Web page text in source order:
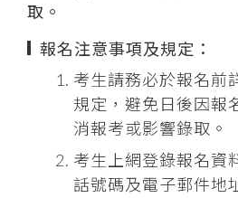
取。
報名注意事項及規定：
考生請務必於報名前
規定，避免日後因報
消報考或影響錄取。
考生上網登錄報名資
話號碼及電子郵件地